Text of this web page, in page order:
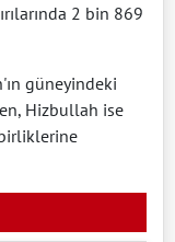
2 bin 869
güneyindeki
Hizbullah ise